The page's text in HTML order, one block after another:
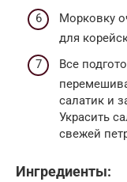
Морковку
для
Все
салатик и
Украсить
свежей
Ингредиенты: